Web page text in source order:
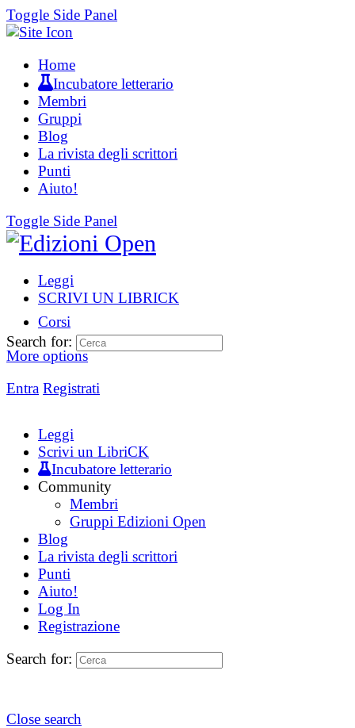
Toggle Side Panel
Home
Incubatore letterario
Membri
Gruppi
Blog
La rivista degli scrittori
Punti
Aiuto!
Toggle Side Panel
Leggi
SCRIVI UN LIBRICK
Corsi
More options
Entra Registrati
Search for:
Leggi
Scrivi un LibriCK
Incubatore letterario
Community
Membri
Gruppi Edizioni Open
Blog
La rivista degli scrittori
Punti
Aiuto!
Log In
Registrazione
Search for:
Close search